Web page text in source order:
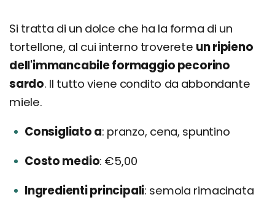
Si tratta di un dolce che ha la forma di un
tortellone, al cui interno troverete un ripieno
dell'immancabile formaggio pecorino
sardo. Il tutto viene condito da abbondante
miele.
Consigliato a pranzo, cena, spuntino
Costo medio €5,00
Ingredienti principali semola rimacinata